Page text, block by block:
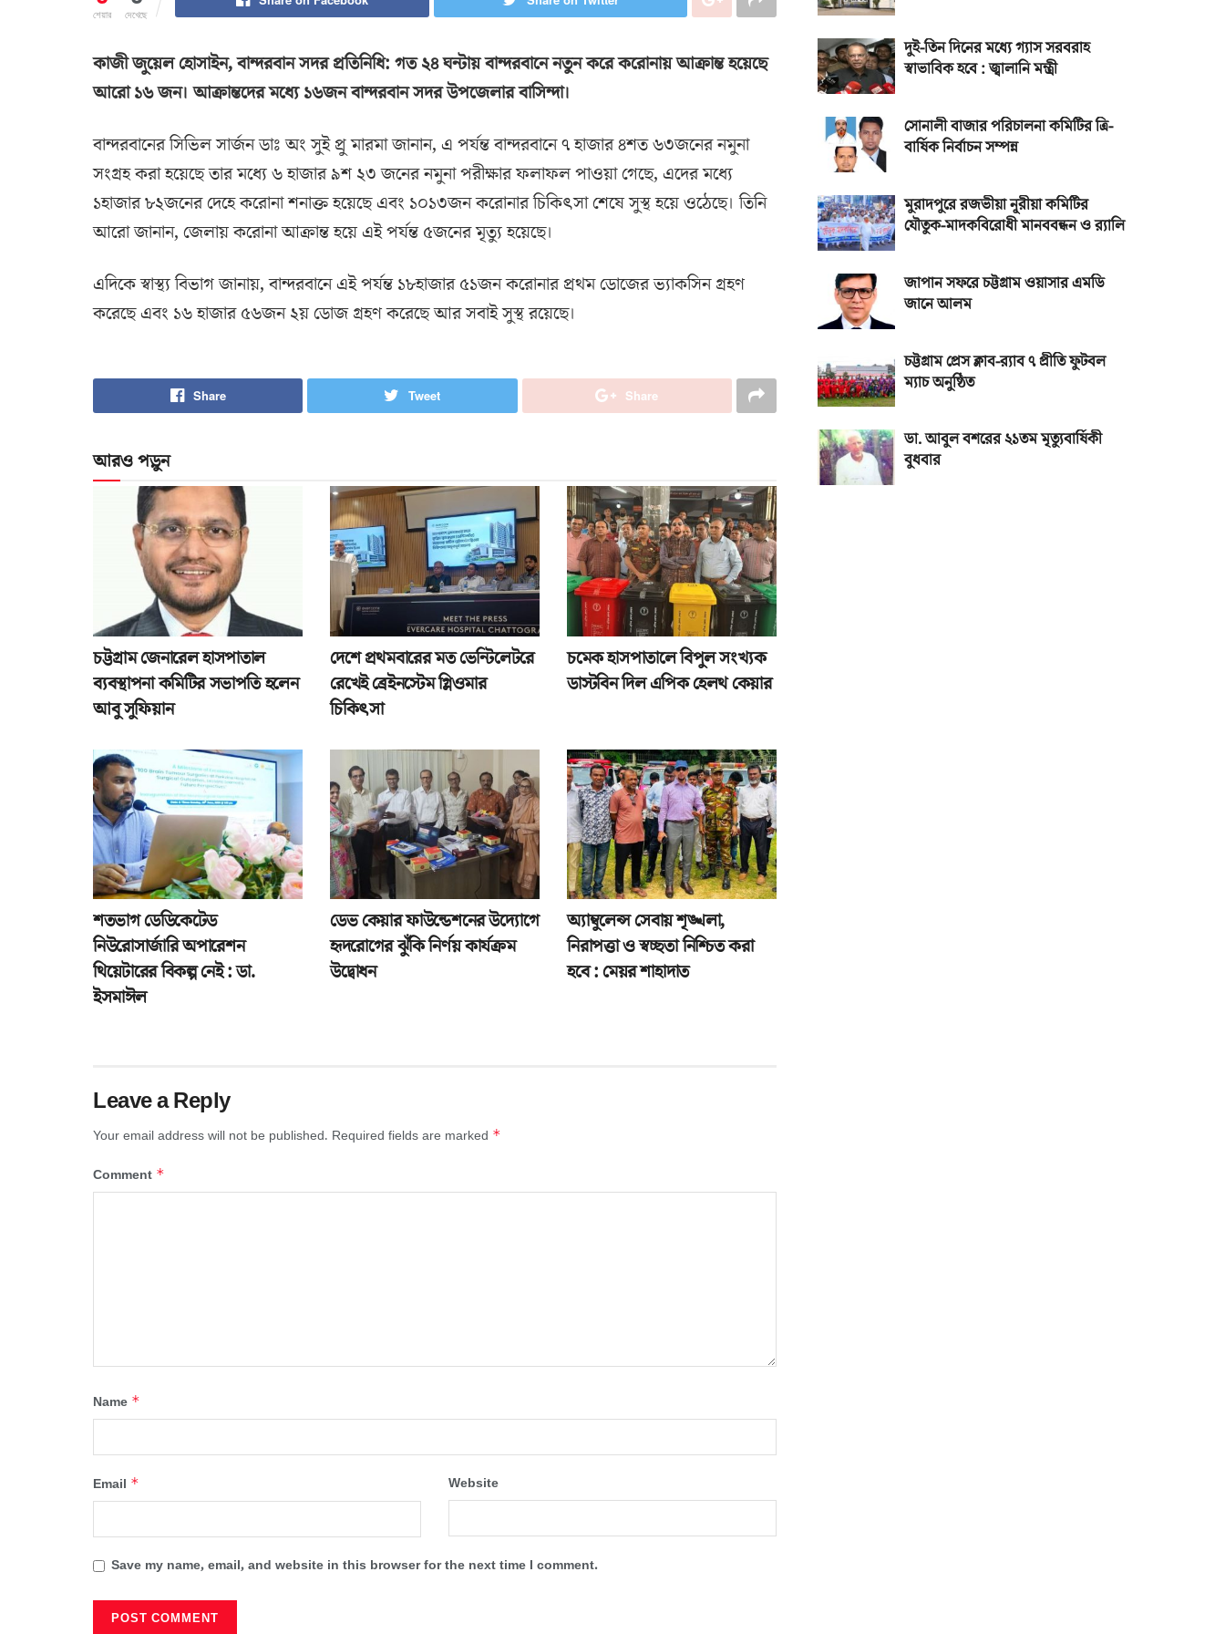
শেয়ার দেখেছে
কাজী জুয়েল হোসাইন, বান্দরবান সদর প্রতিনিধি: গত ২৪ ঘন্টায় বান্দরবানে নতুন করে করোনায় আক্রান্ত হয়েছে
আরো ১৬ জন। আক্রান্তদের মধ্যে ১৬জন বান্দরবান সদর উপজেলার বাসিন্দা।
বান্দরবানের সিভিল সার্জন ডাঃ অং সুই প্রু মারমা জানান, এ পর্যন্ত বান্দরবানে ৭ হাজার ৪শত ৬৩জনের নমুনা
সংগ্রহ করা হয়েছে তার মধ্যে ৬ হাজার ৯শ ২৩ জনের নমুনা পরীক্ষার ফলাফল পাওয়া গেছে, এদের মধ্যে
১হাজার ৮২জনের দেহে করোনা শনাক্ত হয়েছে এবং ১০১৩জন করোনার চিকিৎসা শেষে সুস্থ হয়ে ওঠেছে। তিনি
আরো জানান, জেলায় করোনা আক্রান্ত হয়ে এই পর্যন্ত ৫জনের মৃত্যু হয়েছে।
এদিকে স্বাস্থ্য বিভাগ জানায়, বান্দরবানে এই পর্যন্ত ১৮হাজার ৫১জন করোনার প্রথম ডোজের ভ্যাকসিন গ্রহণ
করেছে এবং ১৬ হাজার ৫৬জন ২য় ডোজ গ্রহণ করেছে আর সবাই সুস্থ রয়েছে।
Share Tweet Share
আরও পড়ুন
চট্টগ্রাম জেনারেল হাসপাতাল
ব্যবস্থাপনা কমিটির সভাপতি হলেন
আবু সুফিয়ান
দেশে প্রথমবারের মত ভেন্টিলেটরে
রেখেই ব্রেইনস্টেম গ্লিওমার
চিকিৎসা
চমেক হাসপাতালে বিপুল সংখ্যক
ডাস্টবিন দিল এপিক হেলথ কেয়ার
শতভাগ ডেডিকেটেড
নিউরোসার্জারি অপারেশন
থিয়েটারের বিকল্প নেই : ডা.
ইসমাঈল
ডেভ কেয়ার ফাউন্ডেশনের উদ্যোগে
হৃদরোগের ঝুঁকি নির্ণয় কার্যক্রম
উদ্বোধন
অ্যাম্বুলেন্স সেবায় শৃঙ্খলা,
নিরাপত্তা ও স্বচ্ছতা নিশ্চিত করা
হবে : মেয়র শাহাদাত
Leave a Reply
Your email address will not be published. Required fields are marked *
Comment *
Name *
Email * Website
Save my name, email, and website in this browser for the next time I comment.
দুই-তিন দিনের মধ্যে গ্যাস সরবরাহ
স্বাভাবিক হবে : জ্বালানি মন্ত্রী
সোনালী বাজার পরিচালনা কমিটির ত্রি-
বার্ষিক নির্বাচন সম্পন্ন
মুরাদপুরে রজভীয়া নূরীয়া কমিটির
যৌতুক-মাদকবিরোধী মানববন্ধন ও র‌্যালি
জাপান সফরে চট্টগ্রাম ওয়াসার এমডি
জানে আলম
চট্টগ্রাম প্রেস ক্লাব-র‌্যাব ৭ প্রীতি ফুটবল
ম্যাচ অনুষ্ঠিত
ডা. আবুল বশরের ২১তম মৃত্যুবার্ষিকী
বুধবার